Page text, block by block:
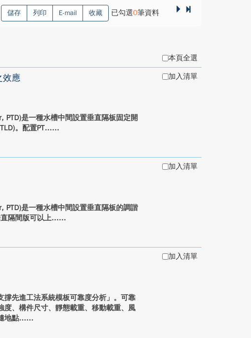
儲存 列印 E-mail 收藏 已勾選0筆資料
本頁全選
效應
PTD)是一種水槽中間設置垂直隔板固定開
。配置PT...
加入清單
PTD)是一種水槽中間設置垂直隔板的調諧
隔間版可以上...
加入清單
先進工法系統模板可靠度分析」。可靠
度、構件尺寸、靜態載重、移動載重、風
地點...
加入清單